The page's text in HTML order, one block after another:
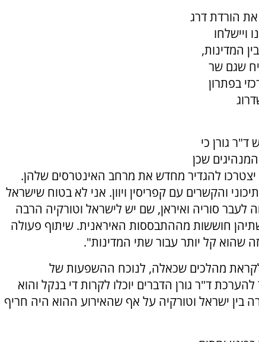
את הורדת דרג
ויישלחו
המדינות,
שגם שר
בפתרון
גורן כי
שכן
להגדיר מחדש את מרחב האינטרסים שלהן.
והקשרים עם קפריסין ויוון. אני לא בטוח שישראל
סוריה ואיראן, שם יש לישראל וטורקיה הרבה
חוששות מההתבססות האיראנית. שיתוף פעולה
שהוא קל יותר עבור שתי המדינות".
מהלכים שכאלה, לנוכח ההשפעות של
ד"ר גורן הדברים יוכלו לקרות די בנקל והוא
ישראל וטורקיה על אף שהאירוע ההוא היה חריף